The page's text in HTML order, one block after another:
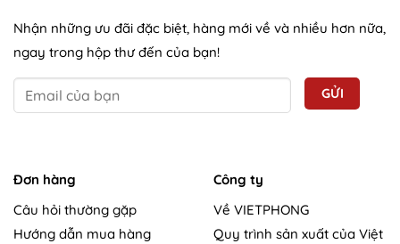
Nhận những ưu đãi đặc biệt, hàng mới về và nhiều hơn nữa,
ngay trong hộp thư đến của bạn!
Đơn hàng
Câu hỏi thường gặp
Hướng dẫn mua hàng
Công ty
Về VIETPHONG
Quy trình sản xuất của Việt